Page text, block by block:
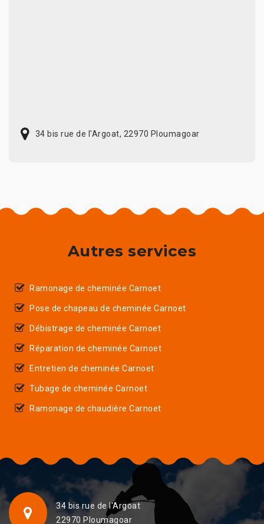
34 bis rue de l'Argoat, 22970 Ploumagoar
Autres services
Ramonage de cheminée Carnoet
Pose de chapeau de cheminée Carnoet
Débistrage de cheminée Carnoet
Réparation de cheminée Carnoet
Entretien de cheminée Carnoet
Tubage de cheminée Carnoet
Ramonage de chaudière Carnoet
34 bis rue de l'Argoat
22970 Ploumagoar